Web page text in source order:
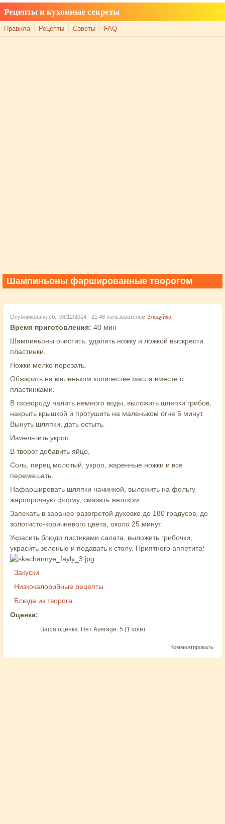
Рецепты и кухонные секреты
Правила Рецепты Советы FAQ
Шампиньоны фаршированные творогом
Опубликовано сб., 06/12/2014 - 21:48 пользователем Злодуйка
Время приготовления: 40 мин
Шампиньоны очистить, удалить ножку и ложкой выскрести
пластинки.
Ножки мелко порезать.
Обжарить на маленьком количестве масла вместе с
пластинками.
В сковороду налить немного воды, выложить шляпки грибов,
накрыть крышкой и протушить на маленьком огне 5 минут.
Вынуть шляпки, дать остыть.
Измельчить укроп.
В творог добавить яйцо,
Соль, перец молотый, укроп, жаренные ножки и все
перемешать.
Нафаршировать шляпки начинкой, выложить на фольгу
жаропрочную форму, смазать желтком.
Запекать в заранее разогретой духовке до 180 градусов, до
золотисто-коричневого цвета, около 25 минут.
Украсить блюдо листиками салата, выложить грибочки,
украсить зеленью и подавать к столу. Приятного аппетита!
Закуски
Низкокалорийные рецепты
Блюда из творога
Оценка:
Ваша оценка: Нет Average: 5 (1 vote)
Комментировать